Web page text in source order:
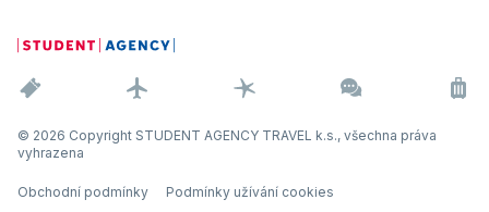
© 2026 Copyright STUDENT AGENCY TRAVEL k.s., všechna práva
vyhrazena
Obchodní podmínky Podmínky užívání cookies